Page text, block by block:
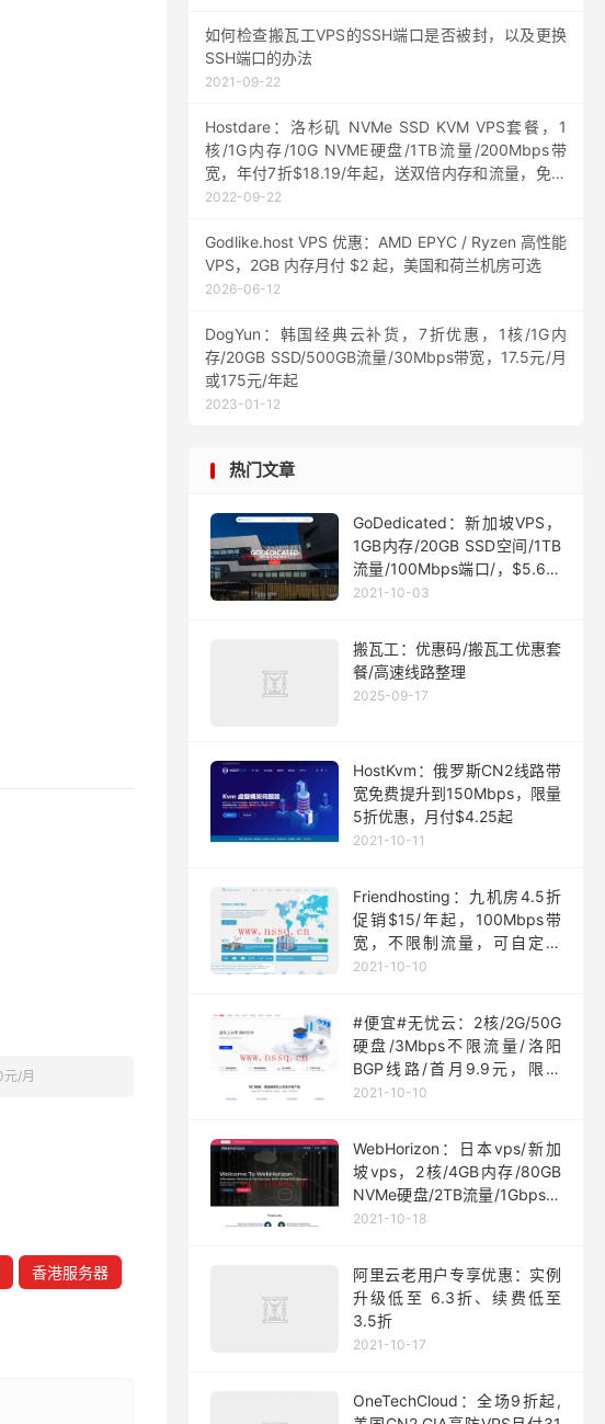
/月
香港服务器
如何检查搬瓦工VPS的SSH端口是否被封，以及更换
SSH端口的办法
2021-09-22
Hostdare：洛杉矶 NVMe SSD KVM VPS套餐，1
核/1G内存/10G NVME硬盘/1TB流量/200Mbps带
宽，年付7折$18.19/年起，送双倍内存和流量，免费
抽奖
2022-09-22
Godlike.host VPS 优惠：AMD EPYC / Ryzen 高性能
VPS，2GB 内存月付 $2 起，美国和荷兰机房可选
2026-06-12
DogYun：韩国经典云补货，7折优惠，1核/1G内
存/20GB SSD/500GB流量/30Mbps带宽，17.5元/月
或175元/年起
2023-01-12
热门文章
GoDedicated：新加坡VPS，
1GB内存/20GB SSD空间/1TB
流量/100Mbps端口/，$5.63/
月起
2021-10-03
搬瓦工：优惠码/搬瓦工优惠套
餐/高速线路整理
2025-09-17
HostKvm：俄罗斯CN2线路带
宽免费提升到150Mbps，限量
5折优惠，月付$4.25起
2021-10-11
Friendhosting：九机房4.5折
促销$15/年起，100Mbps带
宽，不限制流量，可自定义
ISO
2021-10-10
#便宜#无忧云：2核/2G/50G
硬盘/3Mbps不限流量/洛阳
BGP线路/首月9.9元，限量
200台
2021-10-10
WebHorizon：日本vps/新加
坡vps，2核/4GB内存/80GB
NVMe硬盘/2TB流量/1Gbps端
口，$5/月起
2021-10-18
阿里云老用户专享优惠：实例
升级低至 6.3折、续费低至
3.5折
2021-10-17
OneTechCloud：全场9折起,